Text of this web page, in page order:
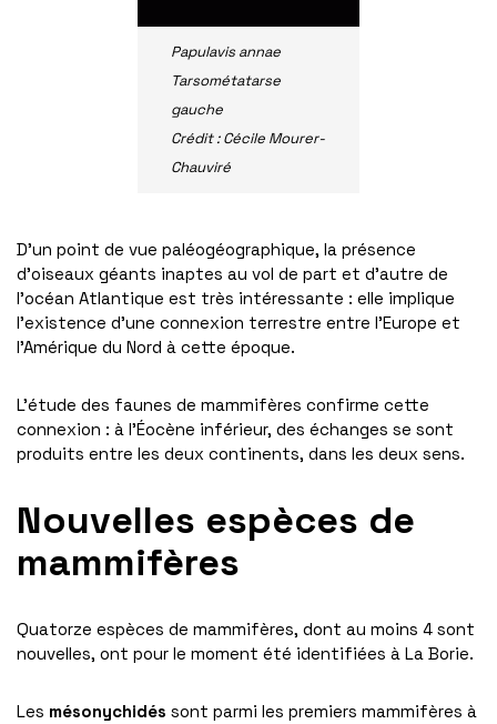
Papulavis annae
Tarsométatarse
gauche
Crédit : Cécile Mourer-
Chauviré
D’un point de vue paléogéographique, la présence
d’oiseaux géants inaptes au vol de part et d’autre de
l’océan Atlantique est très intéressante : elle implique
l’existence d’une connexion terrestre entre l’Europe et
l’Amérique du Nord à cette époque.
L’étude des faunes de mammifères confirme cette
connexion : à l’Éocène inférieur, des échanges se sont
produits entre les deux continents, dans les deux sens.
Nouvelles espèces de
mammifères
Quatorze espèces de mammifères, dont au moins 4 sont
nouvelles, ont pour le moment été identifiées à La Borie.
Les mésonychidés sont parmi les premiers mammifères à